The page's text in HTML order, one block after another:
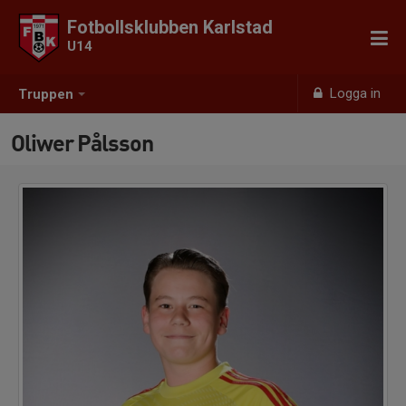
Truppen Logga in
Fotbollsklubben Karlstad
U14
Oliwer Pålsson